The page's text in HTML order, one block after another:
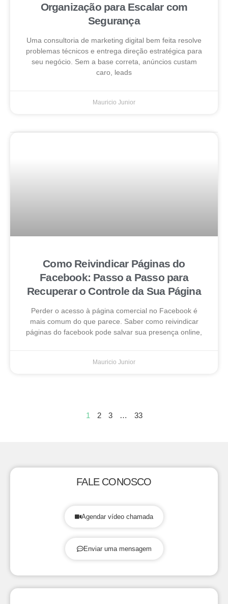
Organização para Escalar com
Segurança
Uma consultoria de marketing digital bem feita resolve
problemas técnicos e entrega direção estratégica para
seu negócio. Sem a base correta, anúncios custam
caro, leads
Mauricio Junior
Como Reivindicar Páginas do
Facebook: Passo a Passo para
Recuperar o Controle da Sua Página
Perder o acesso à página comercial no Facebook é
mais comum do que parece. Saber como reivindicar
páginas do facebook pode salvar sua presença online,
Mauricio Junior
1 2 3 … 33
FALE CONOSCO
Agendar vídeo chamada
Enviar uma mensagem